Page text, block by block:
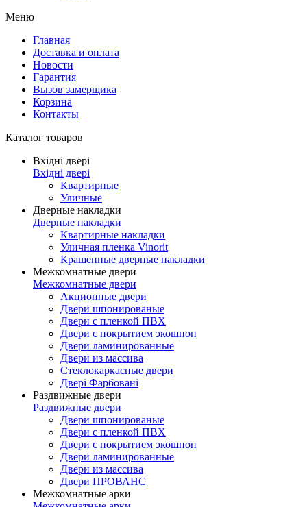
Меню
Главная
Доставка и оплата
Новости
Гарантия
Вызов замерщика
Корзина
Контакты
Каталог товаров
Вхідні двері
Вхідні двері
Квартирные
Уличные
Дверные накладки
Дверные накладки
Квартирные накладки
Уличная пленка Vinorit
Крашенные дверные накладки
Межкомнатные двери
Межкомнатные двери
Акционные двери
Двери шпонированые
Двери с пленкой ПВХ
Двери с покрытием экошпон
Двери ламинированные
Двери из массива
Стеклокаркасные двери
Двері Фарбовані
Раздвижные двери
Раздвижные двери
Двери шпонированые
Двери с пленкой ПВХ
Двери с покрытием экошпон
Двери ламинированные
Двери из массива
Двери ПРОВАНС
Межкомнатные арки